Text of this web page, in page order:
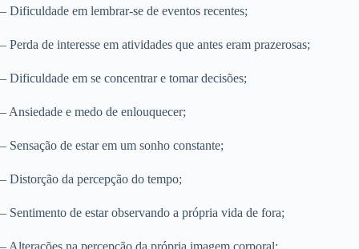
– Dificuldade em lembrar-se de eventos recentes;
– Perda de interesse em atividades que antes eram prazerosas;
– Dificuldade em se concentrar e tomar decisões;
– Ansiedade e medo de enlouquecer;
– Sensação de estar em um sonho constante;
– Distorção da percepção do tempo;
– Sentimento de estar observando a própria vida de fora;
– Alterações na percepção da própria imagem corporal;